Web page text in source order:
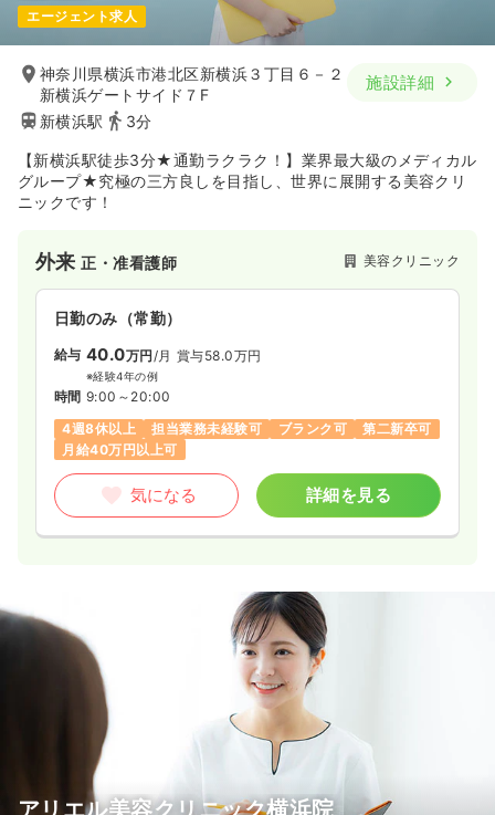
エージェント求人
神奈川県横浜市港北区新横浜３丁目６－２
新横浜ゲートサイド７F
新横浜駅
3分
施設詳細
【新横浜駅徒歩3分★通勤ラクラク！】業界最大級のメディカル
グループ★究極の三方良しを目指し、世界に展開する美容クリ
ニックです！
外来正・准看護師 美容クリニック
日勤のみ（常勤）
給与 40.0万円 /月 賞与58.0万円
※経験4年の例
時間 9:00～20:00
4週8休以上
担当業務未経験可 ブランク可
第二新卒可
月給40万円以上可
気になる 詳細を見る